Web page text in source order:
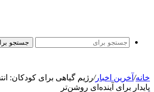
جستجو
خانه/ آخرین اخبار/رژیم گیاهی برای کودکان:
پایدار برای آینده‌ای روشن‌تر